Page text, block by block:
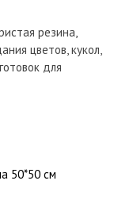
резина,
цветов, кукол,
для
50*50 см